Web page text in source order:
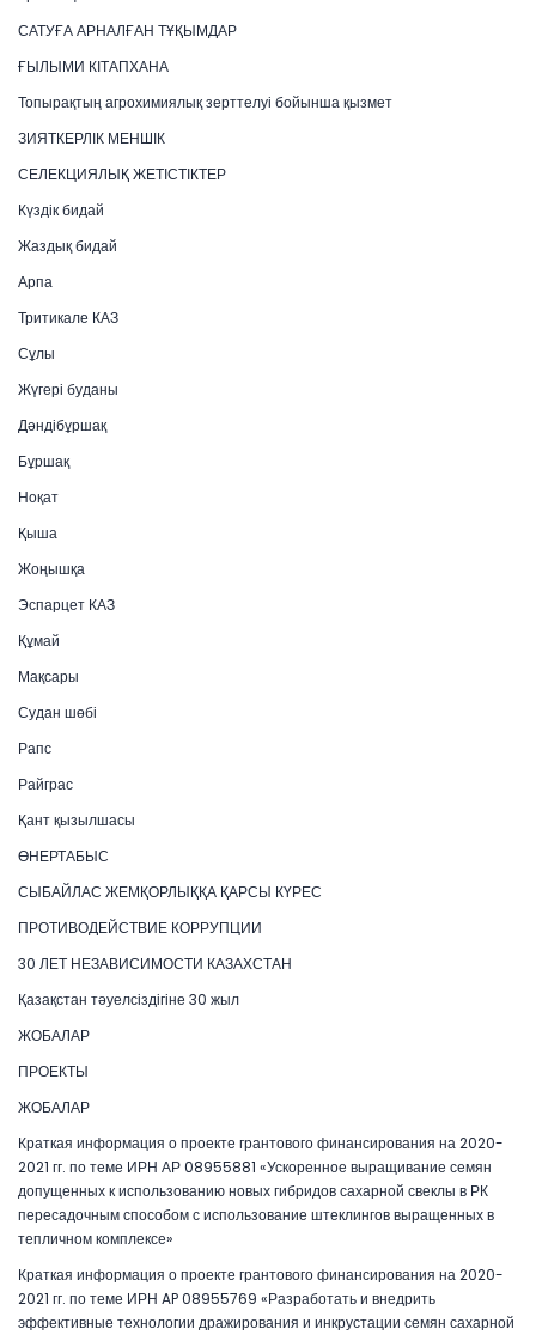
САТУҒА АРНАЛҒАН ТҰҚЫМДАР
ҒЫЛЫМИ КІТАПХАНА
Топырақтың агрохимиялық зерттелуі бойынша қызмет
ЗИЯТКЕРЛІК МЕНШІК
СЕЛЕКЦИЯЛЫҚ ЖЕТІСТІКТЕР
Күздік бидай
Жаздық бидай
Арпа
Тритикале КАЗ
Сұлы
Жүгері буданы
Дәндібұршақ
Бұршақ
Ноқат
Қыша
Жоңышқа
Эспарцет КАЗ
Құмай
Мақсары
Судан шөбі
Рапс
Райграс
Қант қызылшасы
ӨНЕРТАБЫС
СЫБАЙЛАС ЖЕМҚОРЛЫҚҚА ҚАРСЫ КҮРЕС
ПРОТИВОДЕЙСТВИЕ КОРРУПЦИИ
30 ЛЕТ НЕЗАВИСИМОСТИ КАЗАХСТАН
Қазақстан тәуелсіздігіне 30 жыл
ЖОБАЛАР
ПРОЕКТЫ
ЖОБАЛАР
Краткая информация о проекте грантового финансирования на 2020-
2021 гг. по теме ИРН АР 08955881 «Ускоренное выращивание семян
допущенных к использованию новых гибридов сахарной свеклы в РК
пересадочным способом с использование штеклингов выращенных в
тепличном комплексе»
Краткая информация о проекте грантового финансирования на 2020-
2021 гг. по теме ИРН AP 08955769 «Разработать и внедрить
эффективные технологии дражирования и инкрустации семян сахарной